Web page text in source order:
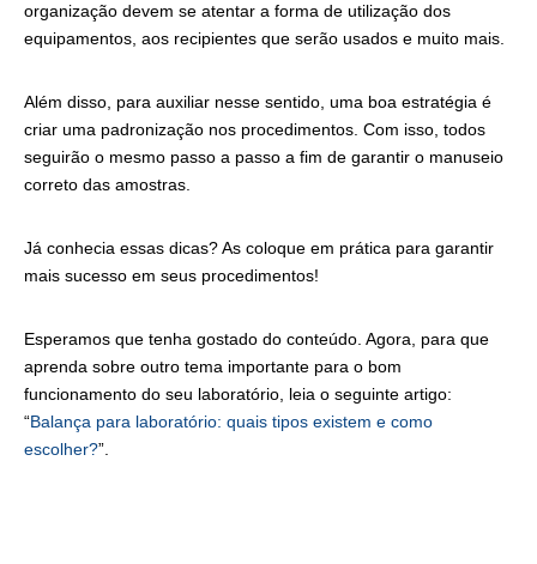
organização devem se atentar a forma de utilização dos
equipamentos, aos recipientes que serão usados e muito mais.
Além disso, para auxiliar nesse sentido, uma boa estratégia é
criar uma padronização nos procedimentos. Com isso, todos
seguirão o mesmo passo a passo a fim de garantir o manuseio
correto das amostras.
Já conhecia essas dicas? As coloque em prática para garantir
mais sucesso em seus procedimentos!
Esperamos que tenha gostado do conteúdo. Agora, para que
aprenda sobre outro tema importante para o bom
funcionamento do seu laboratório, leia o seguinte artigo:
“Balança para laboratório: quais tipos existem e como
escolher?”.